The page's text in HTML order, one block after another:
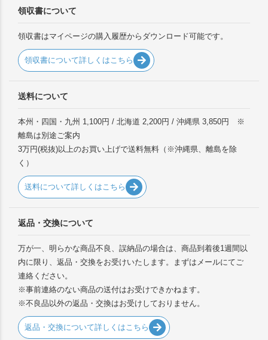
領収書について
領収書はマイページの購入履歴からダウンロード可能です。
領収書について詳しくはこちら
送料について
本州・四国・九州 1,100円 / 北海道 2,200円 / 沖縄県 3,850円 ※
離島は別途ご案内
3万円(税抜)以上のお買い上げで送料無料（※沖縄県、離島を除
く）
送料について詳しくはこちら
返品・交換について
万が一、明らかな商品不良、誤納品の場合は、商品到着後1週間以
内に限り、返品・交換をお受けいたします。まずはメールにてご
連絡ください。
※事前連絡のない商品の送付はお受けできかねます。
※不良品以外の返品・交換はお受けしておりません。
返品・交換について詳しくはこちら